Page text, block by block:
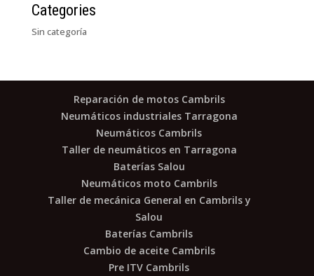
Categories
Sin categoría
Reparación de motos Cambrils
Neumáticos industriales Tarragona
Neumáticos Cambrils
Taller de neumáticos en Tarragona
Baterías Salou
Neumáticos moto Cambrils
Taller de mecánica General en Cambrils y
Salou
Baterías Cambrils
Cambio de aceite Cambrils
Pre ITV Cambrils